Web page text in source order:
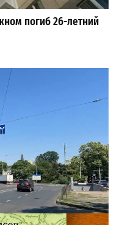
погиб 26-летний